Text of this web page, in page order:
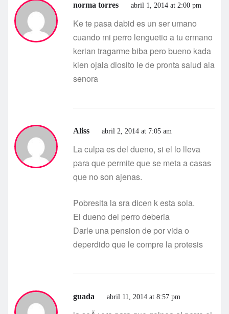
norma torres abril 1, 2014 at 2:00 pm
Ke te pasa dabid es un ser umano
cuando mi perro lenguetio a tu ermano
kerian tragarme biba pero bueno kada
kien ojala diosito le de pronta salud ala
senora
Aliss abril 2, 2014 at 7:05 am
La culpa es del dueno, si el lo lleva
para que permite que se meta a casas
que no son ajenas.
Pobresita la sra dicen k esta sola.
El dueno del perro deberia
Darle una pension de por vida o
deperdido que le compre la protesis
guada abril 11, 2014 at 8:57 pm